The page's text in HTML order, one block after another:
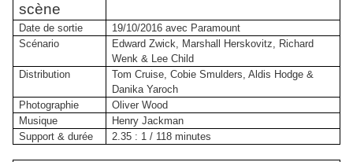
scène
Date de sortie
19/10/2016 avec Paramount
Scénario
Edward Zwick, Marshall Herskovitz, Richard
Wenk & Lee Child
Distribution
Tom Cruise, Cobie Smulders, Aldis Hodge &
Danika Yaroch
Photographie
Oliver Wood
Musique
Henry Jackman
Support & durée
2.35 : 1 / 118 minutes